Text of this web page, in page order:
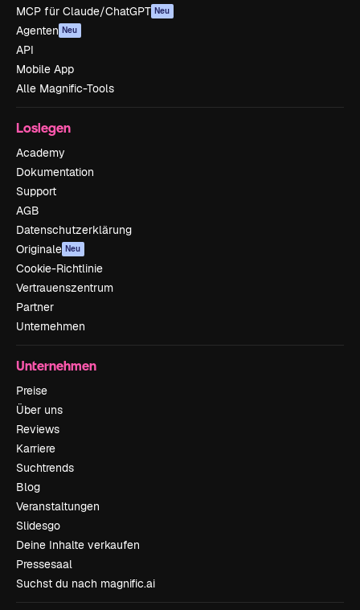
MCP für Claude/ChatGPT Neu
Agenten Neu
API
Mobile App
Alle Magnific-Tools
Loslegen
Academy
Dokumentation
Support
AGB
Datenschutzerklärung
Originale Neu
Cookie-Richtlinie
Vertrauenszentrum
Partner
Unternehmen
Unternehmen
Preise
Über uns
Reviews
Karriere
Suchtrends
Blog
Veranstaltungen
Slidesgo
Deine Inhalte verkaufen
Pressesaal
Suchst du nach magnific.ai